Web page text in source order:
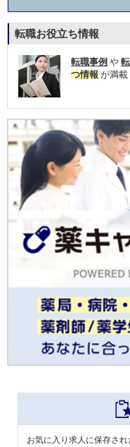
転職お役立ち情報
転職事例 や
つ情報 が満載
お気に入り求人に保存され